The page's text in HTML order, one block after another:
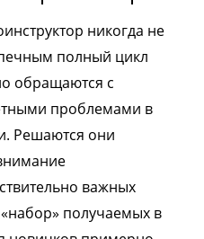
никогда не
полный цикл
обращаются с
проблемами в
Решаются они
важных
получаемых в